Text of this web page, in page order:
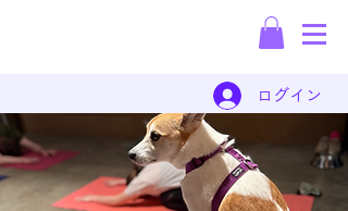
ログイン